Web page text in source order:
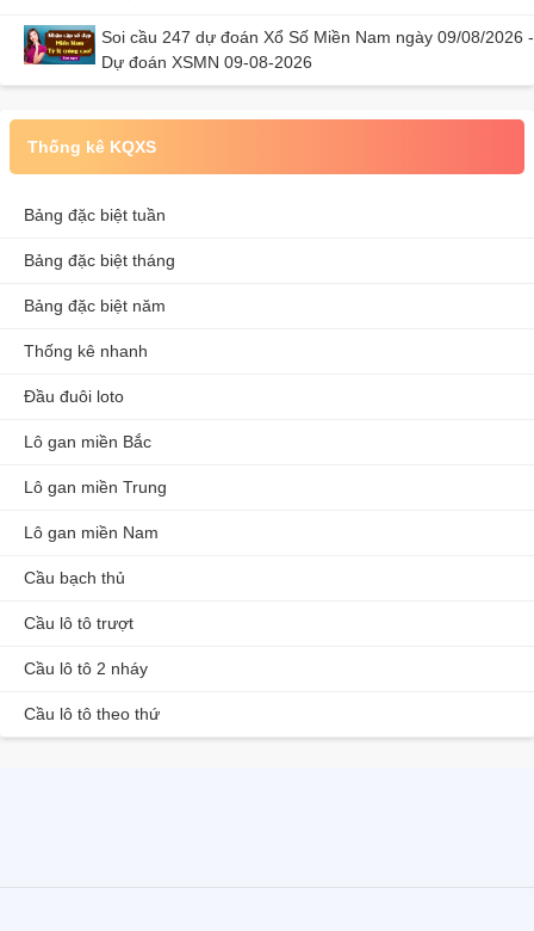
Soi cầu 247 dự đoán Xổ Số Miền Nam ngày 09/08/2026 -
Dự đoán XSMN 09-08-2026
Thống kê KQXS
Bảng đặc biệt tuần
Bảng đặc biệt tháng
Bảng đặc biệt năm
Thống kê nhanh
Đầu đuôi loto
Lô gan miền Bắc
Lô gan miền Trung
Lô gan miền Nam
Cầu bạch thủ
Cầu lô tô trượt
Cầu lô tô 2 nháy
Cầu lô tô theo thứ